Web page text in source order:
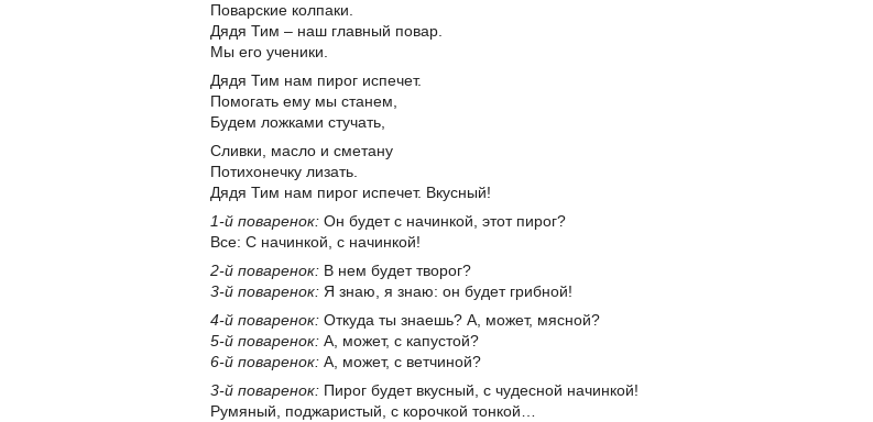
Поварские колпаки.
Дядя Тим – наш главный повар.
Мы его ученики.
Дядя Тим нам пирог испечет.
Помогать ему мы станем,
Будем ложками стучать,
Сливки, масло и сметану
Потихонечку лизать.
Дядя Тим нам пирог испечет. Вкусный!
1-й поваренок: Он будет с начинкой, этот пирог?
Все: С начинкой, с начинкой!
2-й поваренок: В нем будет творог?
3-й поваренок: Я знаю, я знаю: он будет грибной!
4-й поваренок: Откуда ты знаешь? А, может, мясной?
5-й поваренок: А, может, с капустой?
6-й поваренок: А, может, с ветчиной?
3-й поваренок: Пирог будет вкусный, с чудесной начинкой!
Румяный, поджаристый, с корочкой тонкой…